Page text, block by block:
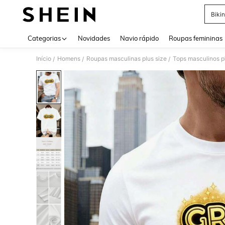
Categorias Novidades Navio rápido Roupas femininas
Início / Homens / Roupas masculinas plus size / Tops masculinos